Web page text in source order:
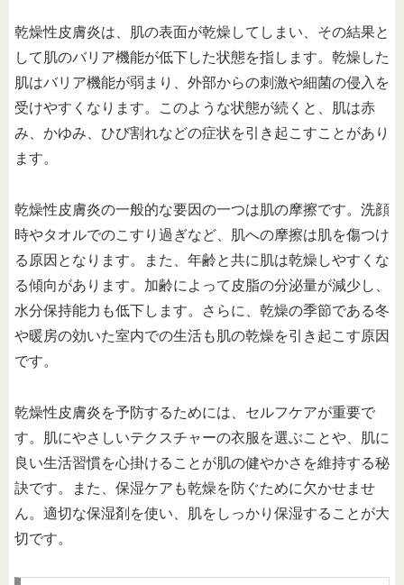
乾燥性皮膚炎は、肌の表面が乾燥してしまい、その結果と
して肌のバリア機能が低下した状態を指します。乾燥した
肌はバリア機能が弱まり、外部からの刺激や細菌の侵入を
受けやすくなります。このような状態が続くと、肌は赤
み、かゆみ、ひび割れなどの症状を引き起こすことがあり
ます。
乾燥性皮膚炎の一般的な要因の一つは肌の摩擦です。洗顔
時やタオルでのこすり過ぎなど、肌への摩擦は肌を傷つけ
る原因となります。また、年齢と共に肌は乾燥しやすくな
る傾向があります。加齢によって皮脂の分泌量が減少し、
水分保持能力も低下します。さらに、乾燥の季節である冬
や暖房の効いた室内での生活も肌の乾燥を引き起こす原因
です。
乾燥性皮膚炎を予防するためには、セルフケアが重要で
す。肌にやさしいテクスチャーの衣服を選ぶことや、肌に
良い生活習慣を心掛けることが肌の健やかさを維持する秘
訣です。また、保湿ケアも乾燥を防ぐために欠かせませ
ん。適切な保湿剤を使い、肌をしっかり保湿することが大
切です。